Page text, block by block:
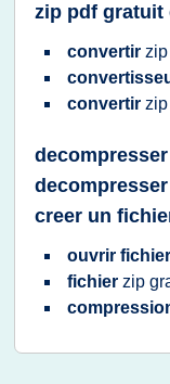
zip pdf gratuit
convertir
convertir
creer un
ouvrir fichier
fichier zip